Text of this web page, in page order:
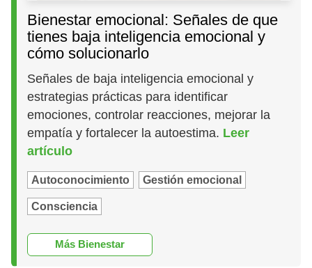
Bienestar emocional: Señales de que
tienes baja inteligencia emocional y
cómo solucionarlo
Señales de baja inteligencia emocional y
estrategias prácticas para identificar
emociones, controlar reacciones, mejorar la
empatía y fortalecer la autoestima. Leer
artículo
Autoconocimiento Gestión emocional
Consciencia
Más Bienestar